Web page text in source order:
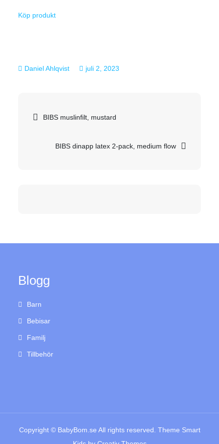
Köp produkt
juli 2, 2023
Inläggsnavigering
BIBS muslinfilt, mustard
BIBS dinapp latex 2-pack, medium flow
Blogg
Barn
Bebisar
Familj
Tillbehör
Copyright © BabyBom.se All rights reserved. Theme Smart